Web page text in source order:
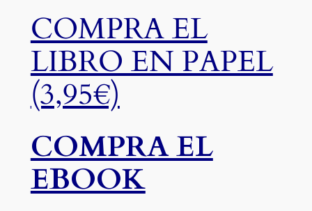
COMPRA EL
LIBRO EN PAPEL
(3,95€)
COMPRA EL
EBOOK